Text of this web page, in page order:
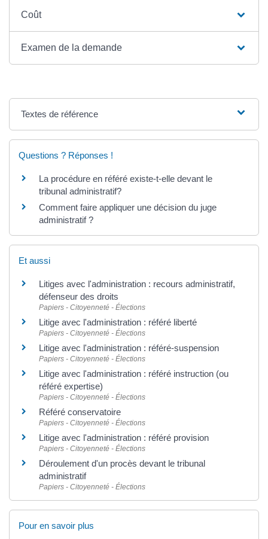
Coût
Examen de la demande
Textes de référence
Questions ? Réponses !
La procédure en référé existe-t-elle devant le
tribunal administratif?
Comment faire appliquer une décision du juge
administratif ?
Et aussi
Litiges avec l'administration : recours administratif,
défenseur des droits
Papiers - Citoyenneté - Élections
Litige avec l'administration : référé liberté
Papiers - Citoyenneté - Élections
Litige avec l'administration : référé-suspension
Papiers - Citoyenneté - Élections
Litige avec l'administration : référé instruction (ou
référé expertise)
Papiers - Citoyenneté - Élections
Référé conservatoire
Papiers - Citoyenneté - Élections
Litige avec l'administration : référé provision
Papiers - Citoyenneté - Élections
Déroulement d'un procès devant le tribunal
administratif
Papiers - Citoyenneté - Élections
Pour en savoir plus